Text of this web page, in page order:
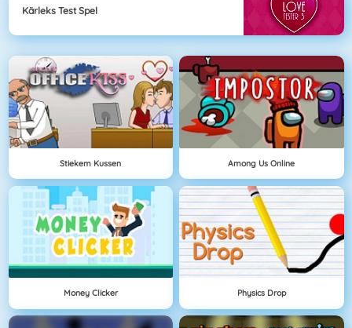
Kärleks Test Spel
Stiekem Kussen Among Us Online
Money Clicker Physics Drop